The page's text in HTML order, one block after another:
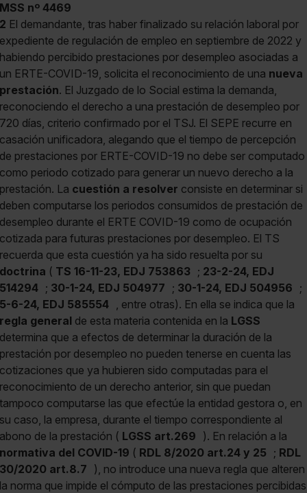
MSS nº 4469
2 El demandante, tras haber finalizado su relación laboral por
expediente de regulación de empleo en septiembre de 2022 y
habiendo percibido prestaciones por desempleo asociadas a
un ERTE-COVID-19, solicita el reconocimiento de una nueva
prestación. El Juzgado de lo Social estima la demanda,
reconociendo el derecho a una prestación de desempleo por
720 días, criterio confirmado por el TSJ. El SEPE recurre en
casación unificadora, alegando que el tiempo de percepción
de prestaciones por ERTE-COVID-19 no debe ser computado
como periodo cotizado para generar un nuevo derecho a la
prestación. La cuestión a resolver consiste en determinar si
deben computarse los periodos consumidos de prestación de
desempleo durante el ERTE COVID-19 como de ocupación
cotizada para futuras prestaciones por desempleo. El TS
recuerda que esta cuestión ya ha sido resuelta por su
doctrina ( TS 16-11-23, EDJ 753863 ; 23-2-24, EDJ
514294 ; 30-1-24, EDJ 504977 ; 30-1-24, EDJ 504956 ;
5-6-24, EDJ 585554 , entre otras). En ella se indica que la
regla general de esta materia contenida en la LGSS
determina que a efectos de determinar la duración de la
prestación por desempleo no pueden tenerse en cuenta las
cotizaciones que ya hubieren sido computadas para el
reconocimiento de un derecho anterior, sin que puedan
tampoco computarse las que efectúe la entidad gestora o, en
su caso, la empresa, durante el tiempo correspondiente al
abono de la prestación ( LGSS art.269 ). En relación a la
normativa del COVID-19 ( RDL 8/2020 art.24 y 25 ; RDL
30/2020 art.8.7 ), no introduce una nueva regla que alteren
la norma que impide el cómputo de las prestaciones percibidas